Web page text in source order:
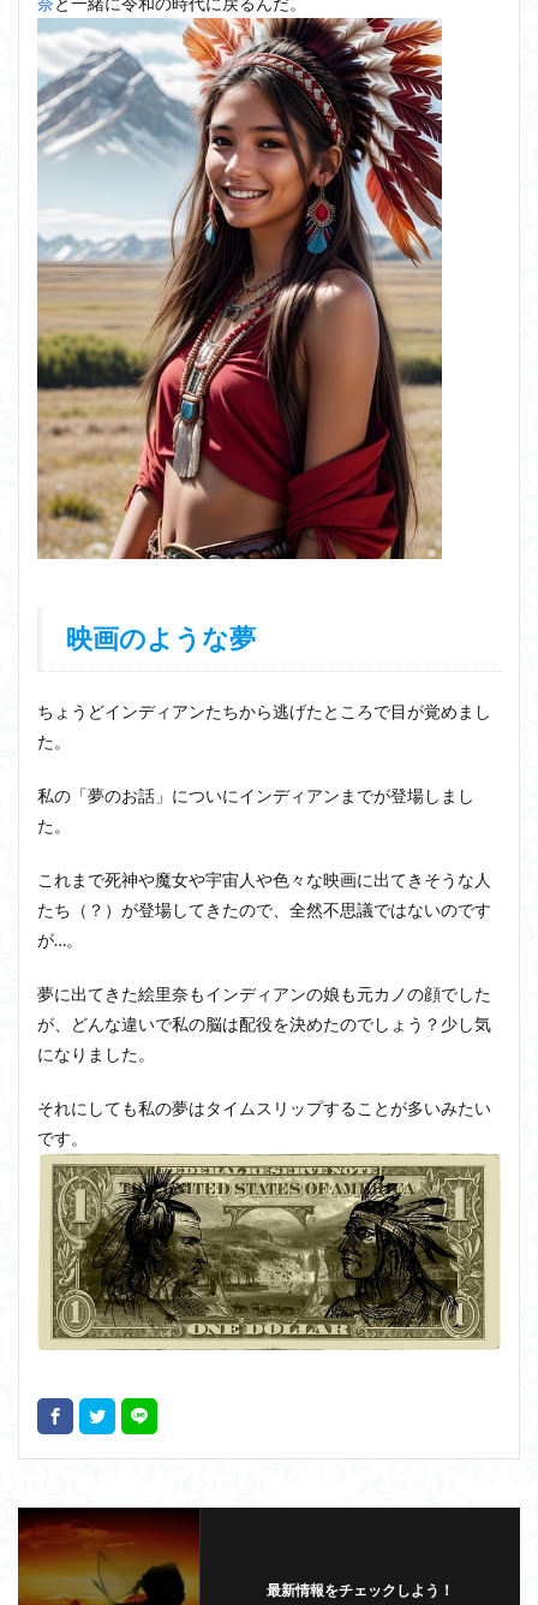
映画のような夢
ちょうどインディアンたちから逃げたところで目が覚めまし
た。
私の「夢のお話」についにインディアンまでが登場しまし
た。
これまで死神や魔女や宇宙人や色々な映画に出てきそうな人
たち（？）が登場してきたので、全然不思議ではないのです
が…。
夢に出てきた絵里奈もインディアンの娘も元カノの顔でした
が、どんな違いで私の脳は配役を決めたのでしょう？少し気
になりました。
それにしても私の夢はタイムスリップすることが多いみたい
です。
最新情報をチェックしよう！